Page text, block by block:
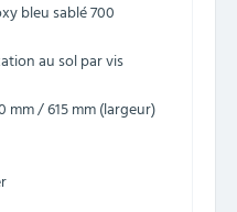
bleu sablé 700
au sol par vis
mm / 615 mm (largeur)